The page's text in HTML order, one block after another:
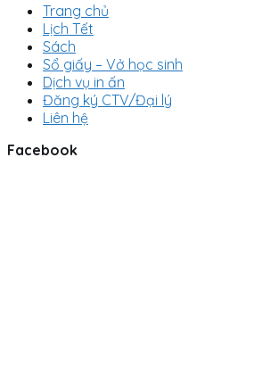
Trang chủ
Lịch Tết
Sách
Sổ giấy – Vở học sinh
Dịch vụ in ấn
Đăng ký CTV/Đại lý
Liên hệ
Facebook